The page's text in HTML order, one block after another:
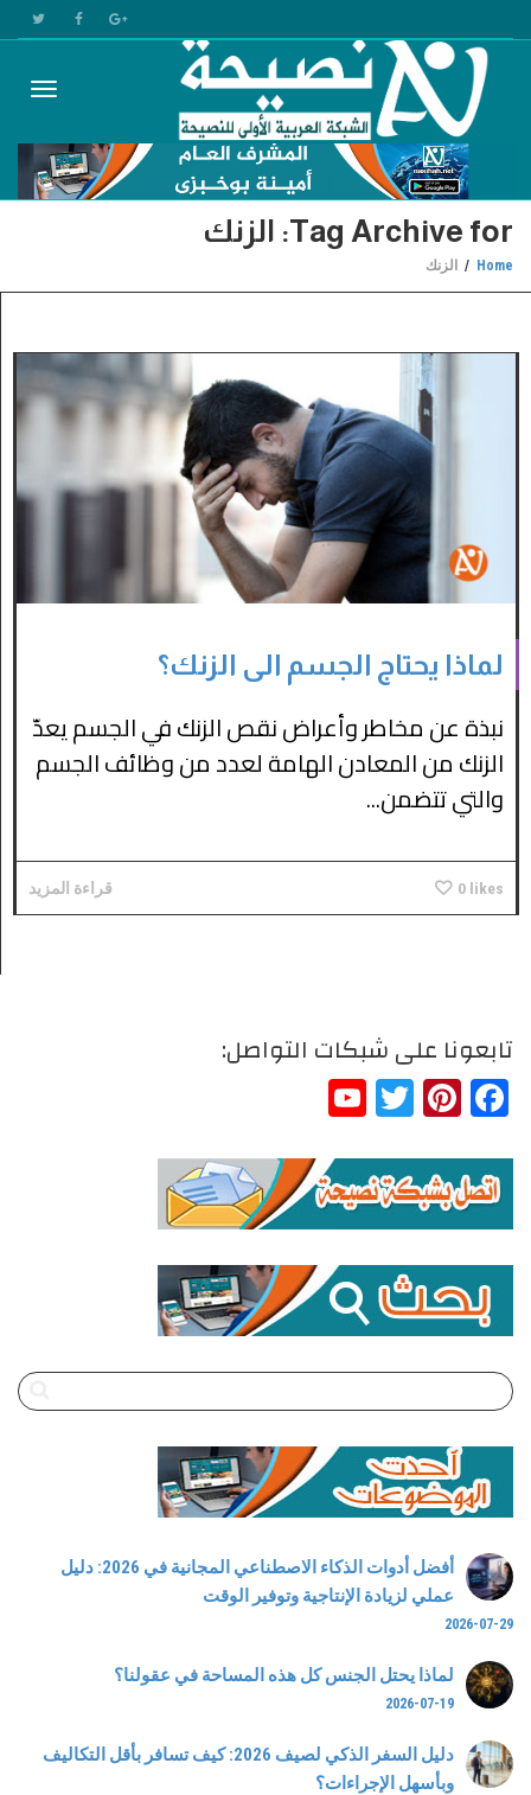
Tag Archive for: الزنك
Home الزنك
لماذا يحتاج الجسم الى الزنك؟
نبذة عن مخاطر وأعراض نقص الزنك في الجسم يعدّ
الزنك من المعادن الهامة لعدد من وظائف الجسم
والتي تتضمن...
0 likes قراءة المزيد
تابعونا على شبكات التواصل:
Facebook
Pinterest
Twitter
أفضل أدوات الذكاء الاصطناعي المجانية في 2026: دليل
عملي لزيادة الإنتاجية وتوفير الوقت
2026-07-29
لماذا يحتل الجنس كل هذه المساحة في عقولنا؟
2026-07-19
دليل السفر الذكي لصيف 2026: كيف تسافر بأقل التكاليف
وبأسهل الإجراءات؟